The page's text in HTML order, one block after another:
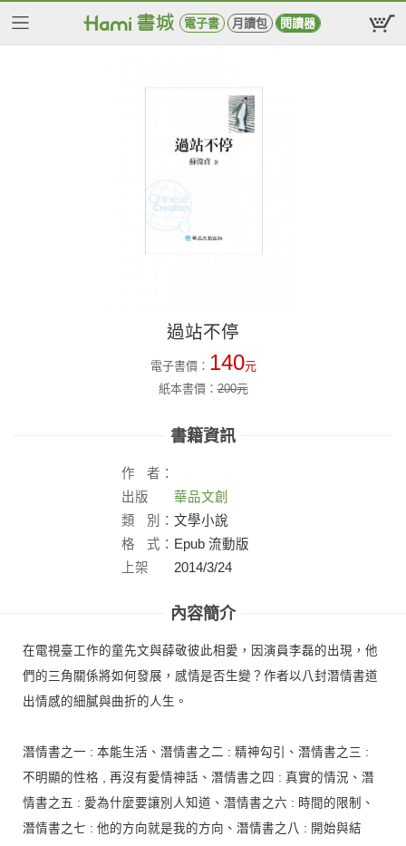
電子書 月讀包 閱讀器
過站不停
電子書價： 140元
紙本書價：200元
書籍資訊
作
者：
出版
社：
華品文創
類
別： 文學小說
格
式： Epub 流動版
上架
2014/3/24
內容簡介
在電視臺工作的童先文與薛敬彼此相愛，因演員李磊的出現，他
們的三角關係將如何發展，感情是否生變？作者以八封潛情書道
出情感的細膩與曲折的人生。
潛情書之一 : 本能生活、潛情書之二 : 精神勾引、潛情書之三 :
不明顯的性格 , 再沒有愛情神話、潛情書之四 : 真實的情況、潛
情書之五 : 愛為什麼要讓別人知道、潛情書之六 : 時間的限制、
潛情書之七 : 他的方向就是我的方向、潛情書之八 : 開始與結